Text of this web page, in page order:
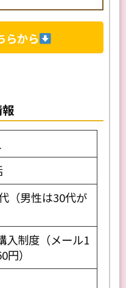
らから
（男性は30代が
入制度（メール1
円）